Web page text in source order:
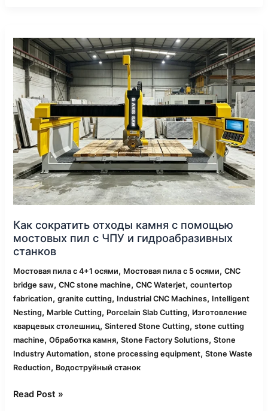
Как сократить отходы камня с помощью
мостовых пил с ЧПУ и гидроабразивных
станков
Мостовая пила с 4+1 осями, Мостовая пила с 5 осями,CNC
bridge saw,CNC stone machine,CNC Waterjet,countertop
fabrication,granite cutting, Industrial CNC Machines, Intelligent
Nesting, Marble Cutting, Porcelain Slab Cutting, Изготовление
кварцевых столешниц,Sintered Stone Cutting,stone cutting
machine,Обработка камня,Stone Factory Solutions,Stone
Industry Automation,stone processing equipment,Stone Waste
Reduction, Водоструйный станок
сократить
отходы
камня
помощью
мостовых
пил
с
ЧПУ
и
гидроабразивных
станков
Read Post »